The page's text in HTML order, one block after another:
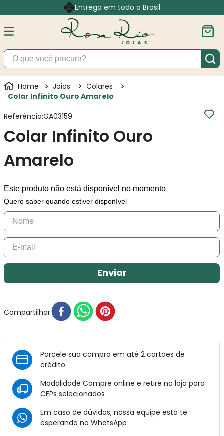
Entrega em todo o Brasil
O que você procura?
Joias
Colares
Colar Infinito Ouro Amarelo
Referência:GA03159
Colar Infinito Ouro
Amarelo
Este produto não está disponível no momento
Quero saber quando estiver disponível
Enviar
Compartilhar
Parcele sua compra em até 2 cartões de
crédito
Modalidade Compre online e retire na loja para
CEPs selecionados
Em caso de dúvidas, nossa equipe está te
esperando no WhatsApp